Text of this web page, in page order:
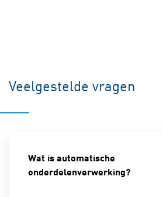
Veelgestelde vragen
Wat is automatische
onderdelenverwerking?